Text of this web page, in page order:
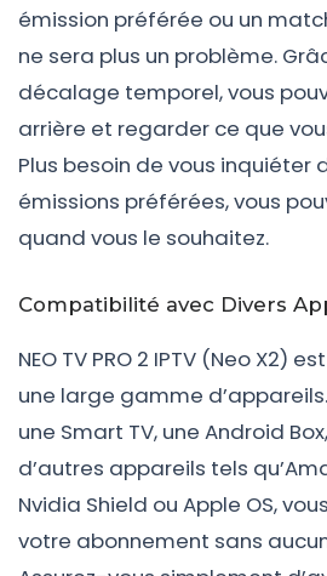
émission préférée ou un
ne sera plus un problème.
décalage temporel, vous
arrière et regarder ce que
Plus besoin de vous inquiéter
émissions préférées, vous
quand vous le souhaitez.
Compatibilité avec Divers
NEO TV PRO 2 IPTV (Neo X2)
une large gamme
une Smart TV, une Android
d’autres appareils tels
Nvidia Shield ou Apple OS,
votre abonnement sans